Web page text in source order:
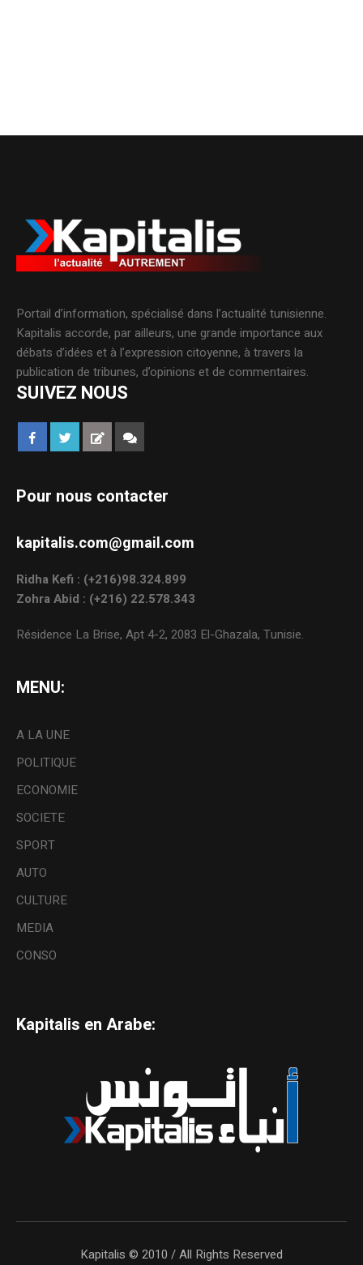
Portail d’information, spécialisé dans l’actualité tunisienne.
Kapitalis accorde, par ailleurs, une grande importance aux
débats d’idées et à l’expression citoyenne, à travers la
publication de tribunes, d’opinions et de commentaires.
SUIVEZ NOUS
Pour nous contacter
kapitalis.com@gmail.com
Ridha Kefi : (+216)98.324.899
Zohra Abid : (+216) 22.578.343
Résidence La Brise, Apt 4-2, 2083 El-Ghazala, Tunisie.
MENU:
A LA UNE
POLITIQUE
ECONOMIE
SOCIETE
SPORT
AUTO
CULTURE
MEDIA
CONSO
Kapitalis en Arabe:
Kapitalis © 2010 / All Rights Reserved